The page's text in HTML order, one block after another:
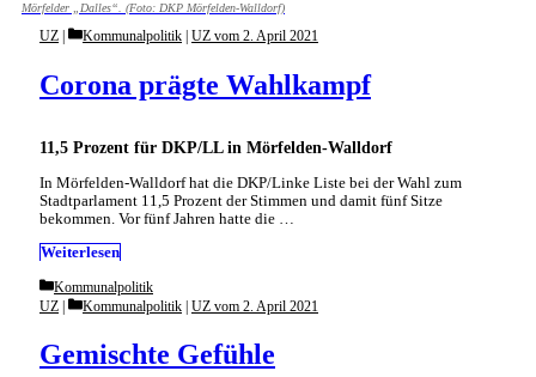
Mörfelder „Dalles“. (Foto: DKP Mörfelden-Walldorf)
11,5 Prozent für DKP/LL in Mörfelden-Walldorf
Corona prägte Wahlkampf
UZ Categories
Kommunalpolitik UZ vom 2. April 2021
In Mörfelden-Walldorf hat die DKP/Linke Liste bei der Wahl zum
Stadtparlament 11,5 Prozent der Stimmen und damit fünf Sitze
bekommen. Vor fünf Jahren hatte die …
Weiterlesen
Categories
Kommunalpolitik
Gemischte Gefühle
UZ Categories
Kommunalpolitik | UZ vom 2. April 2021